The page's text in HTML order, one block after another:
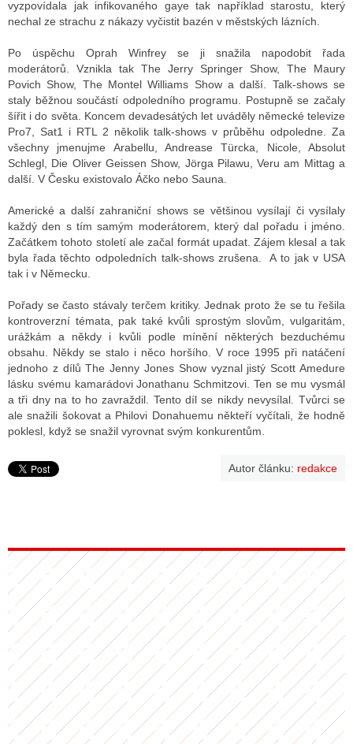
vyzpovídala jak infikovaného gaye tak například starostu, který
nechal ze strachu z nákazy vyčistit bazén v městských lázních.
Po úspěchu Oprah Winfrey se ji snažila napodobit řada
moderátorů. Vznikla tak The Jerry Springer Show, The Maury
Povich Show, The Montel Williams Show a další. Talk-shows se
staly běžnou součástí odpoledního programu. Postupně se začaly
šířit i do světa. Koncem devadesátých let uváděly německé televize
Pro7, Sat1 i RTL 2 několik talk-shows v průběhu odpoledne. Za
všechny jmenujme Arabellu, Andrease Türcka, Nicole, Absolut
Schlegl, Die Oliver Geissen Show, Jörga Pilawu, Veru am Mittag a
další. V Česku existovalo Áčko nebo Sauna.
Americké a další zahraniční shows se většinou vysílají či vysílaly
každý den s tím samým moderátorem, který dal pořadu i jméno.
Začátkem tohoto století ale začal formát upadat. Zájem klesal a tak
byla řada těchto odpoledních talk-shows zrušena. A to jak v USA
tak i v Německu.
Pořady se často stávaly terčem kritiky. Jednak proto že se tu řešila
kontroverzní témata, pak také kvůli sprostým slovům, vulgaritám,
urážkám a někdy i kvůli podle mínění některých bezduchému
obsahu. Někdy se stalo i něco horšího. V roce 1995 při natáčení
jednoho z dílů The Jenny Jones Show vyznal jistý Scott Amedure
lásku svému kamarádovi Jonathanu Schmitzovi. Ten se mu vysmál
a tři dny na to ho zavraždil. Tento díl se nikdy nevysílal. Tvůrci se
ale snažili šokovat a Philovi Donahuemu někteří vyčítali, že hodně
poklesl, když se snažil vyrovnat svým konkurentům.
Autor článku: redakce